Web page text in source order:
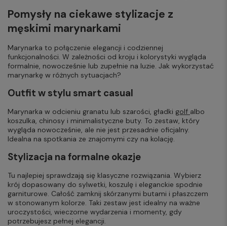
Pomysły na ciekawe stylizacje z
męskimi marynarkami
Marynarka to połączenie elegancji i codziennej
funkcjonalności. W zależności od kroju i kolorystyki wygląda
formalnie, nowocześnie lub zupełnie na luzie. Jak wykorzystać
marynarkę w różnych sytuacjach?
Outfit w stylu smart casual
Marynarka w odcieniu granatu lub szarości, gładki golf albo
koszulka, chinosy i minimalistyczne buty. To zestaw, który
wygląda nowocześnie, ale nie jest przesadnie oficjalny.
Idealna na spotkania ze znajomymi czy na kolację.
Stylizacja na formalne okazje
Tu najlepiej sprawdzają się klasyczne rozwiązania. Wybierz
krój dopasowany do sylwetki, koszulę i eleganckie spodnie
garniturowe. Całość zamknij skórzanymi butami i płaszczem
w stonowanym kolorze. Taki zestaw jest idealny na ważne
uroczystości, wieczorne wydarzenia i momenty, gdy
potrzebujesz pełnej elegancji.